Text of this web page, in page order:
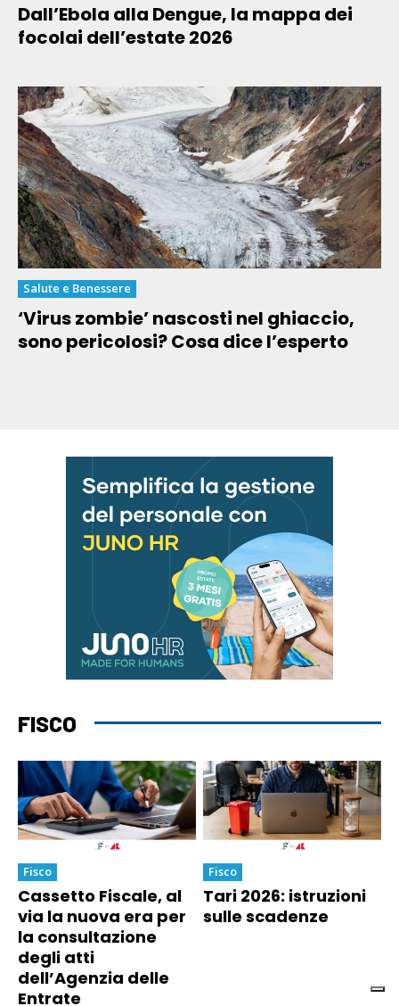
Dall’Ebola alla Dengue, la mappa dei
focolai dell’estate 2026
Salute e Benessere
‘Virus zombie’ nascosti nel ghiaccio,
sono pericolosi? Cosa dice l’esperto
FISCO
Fisco
Cassetto Fiscale, al
via la nuova era per
la consultazione
degli atti
dell’Agenzia delle
Entrate
Fisco
Tari 2026: istruzioni
sulle scadenze